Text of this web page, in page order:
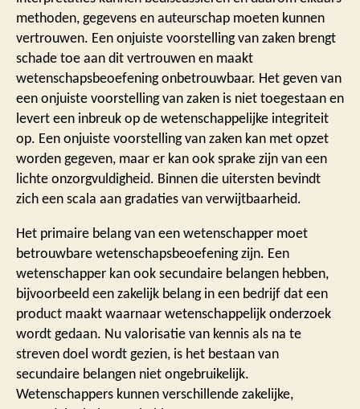
methoden, gegevens en auteurschap moeten kunnen
vertrouwen. Een onjuiste voorstelling van zaken brengt
schade toe aan dit vertrouwen en maakt
wetenschapsbeoefening onbetrouwbaar. Het geven van
een onjuiste voorstelling van zaken is niet toegestaan en
levert een inbreuk op de wetenschappelijke integriteit
op. Een onjuiste voorstelling van zaken kan met opzet
worden gegeven, maar er kan ook sprake zijn van een
lichte onzorgvuldigheid. Binnen die uitersten bevindt
zich een scala aan gradaties van verwijtbaarheid.
Het primaire belang van een wetenschapper moet
betrouwbare wetenschapsbeoefening zijn. Een
wetenschapper kan ook secundaire belangen hebben,
bijvoorbeeld een zakelijk belang in een bedrijf dat een
product maakt waarnaar wetenschappelijk onderzoek
wordt gedaan. Nu valorisatie van kennis als na te
streven doel wordt gezien, is het bestaan van
secundaire belangen niet ongebruikelijk.
Wetenschappers kunnen verschillende zakelijke,